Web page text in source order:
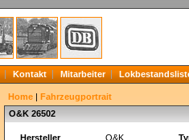
Kontakt Mitarbeiter
Home | Fahrzeugportrait
O&K 26502
Hersteller O&K